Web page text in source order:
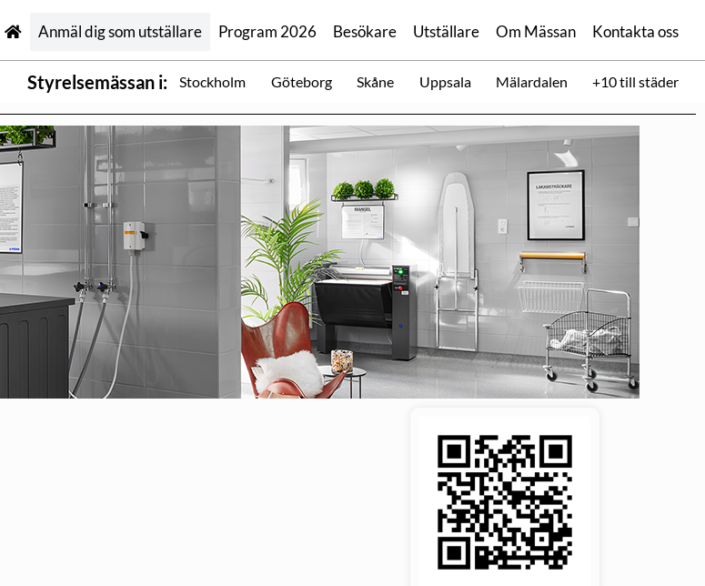
Anmäl dig som utställare Program 2026 Besökare Utställare Om Mässan Kontakta oss
Styrelsemässan i: Stockholm Göteborg Skåne Uppsala Mälardalen +10 till städer